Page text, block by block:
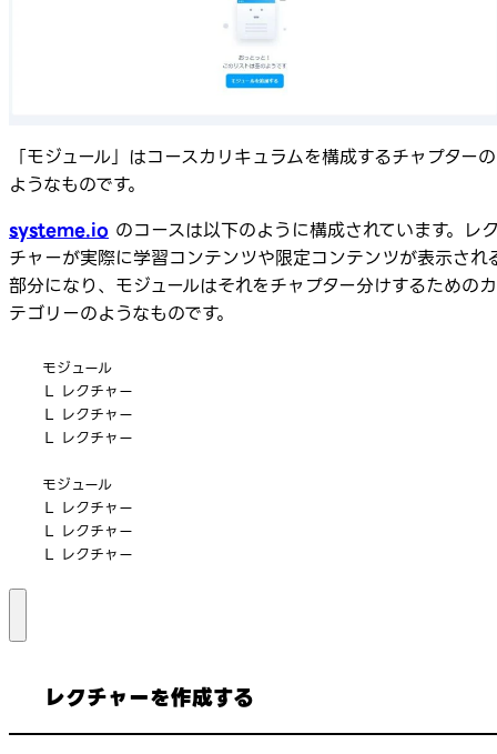
「モジュール」はコースカリキュラムを構成するチャプターの
ようなものです。
systeme.io のコースは以下のように構成されています。レ
チャーが実際に学習コンテンツや限定コンテンツが表示され
部分になり、モジュールはそれをチャプター分けするためのカ
テゴリーのようなものです。
モジュール
Ｌ レクチャー
Ｌ レクチャー
Ｌ レクチャー
モジュール
Ｌ レクチャー
Ｌ レクチャー
Ｌ レクチャー
レクチャーを作成する